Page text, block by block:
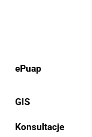
ePuap
GIS
Konsultacje